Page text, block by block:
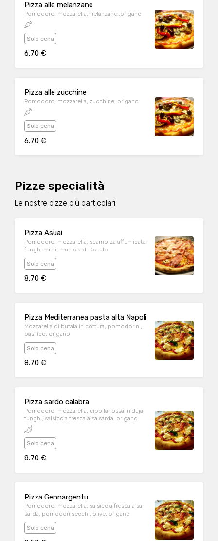
Pizza alle melanzane
Pomodoro, mozzarella,melanzane,,origano
Solo cena
6.70 €
Pizza alle zucchine
Pomodoro, mozzarella, zucchine, origano
Solo cena
6.70 €
Pizze specialità
Le nostre pizze più particolari
Pizza Asuai
Pomodoro, mozzarella, scamorza affumicata,
funghi misti, mustela di Desulo
Solo cena
8.70 €
Pizza Mediterranea pasta alta Napoli
Mozzarella di bufala in cottura, pomodorini,
basilico, origano
Solo cena
8.70 €
Pizza sardo calabra
Pomodoro, mozzarella, cipolla rossa, n'duja,
funghi, salsiccia fresca a sa sarda, origano
Solo cena
8.70 €
Pizza Gennargentu
Pomodoro, mozzarella, salsiccia fresca a sa
sarda, pomodori secchi, olive, origano
Solo cena